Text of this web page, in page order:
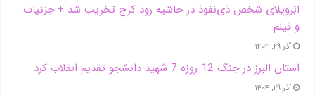
اَبَر‌ویلای شخص ذی‌نفوذ در حاشیه‌ رود کرج تخریب شد + جزئیات
و فیلم
آذر ۲۹, ۱۴۰۴
استان البرز در جنگ 12 روزه 7 شهید دانشجو تقدیم انقلاب کرد
آذر ۲۹, ۱۴۰۴